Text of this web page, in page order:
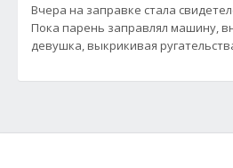
Вчера на заправке стала
Пока парень заправлял машину,
девушка, выкрикивая